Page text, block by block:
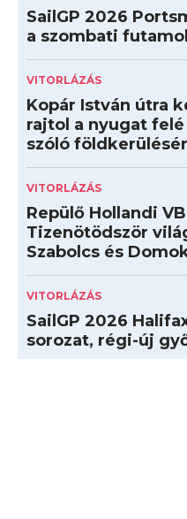
SailGP 2026
a szombati
VITORLÁZÁS
Kopár István útra
rajtol a nyugat
szóló
VITORLÁZÁS
Repülő Hollandi
Tizenötödször
Szabolcs és
VITORLÁZÁS
SailGP 2026
sorozat, régi-új